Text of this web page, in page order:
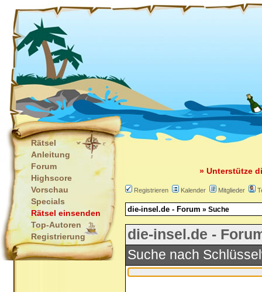
Rätsel
Anleitung
Forum
Highscore
Vorschau
Specials
Rätsel einsenden
Top-Autoren
Registrierung
» Unterstütze
Registrieren Kalender Mitglieder
die-insel.de - Forum » Suche
die-insel.de -
Suche nach